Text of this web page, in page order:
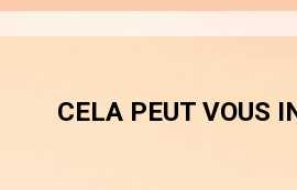
CELA PEUT VOUS